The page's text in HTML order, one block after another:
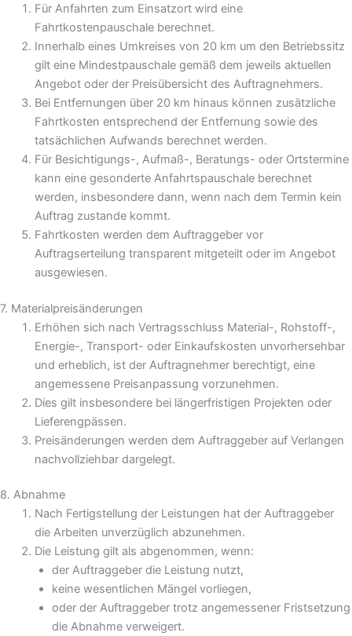
Für Anfahrten zum Einsatzort wird eine
Fahrtkostenpauschale berechnet.
Innerhalb eines Umkreises von 20 km um den Betriebssitz
gilt eine Mindestpauschale gemäß dem jeweils aktuellen
Angebot oder der Preisübersicht des Auftragnehmers.
Bei Entfernungen über 20 km hinaus können zusätzliche
Fahrtkosten entsprechend der Entfernung sowie des
tatsächlichen Aufwands berechnet werden.
Für Besichtigungs-, Aufmaß-, Beratungs- oder Ortstermine
kann eine gesonderte Anfahrtspauschale berechnet
werden, insbesondere dann, wenn nach dem Termin kein
Auftrag zustande kommt.
Fahrtkosten werden dem Auftraggeber vor
Auftragserteilung transparent mitgeteilt oder im Angebot
ausgewiesen.
7. Materialpreisänderungen
Erhöhen sich nach Vertragsschluss Material-, Rohstoff-,
Energie-, Transport- oder Einkaufskosten unvorhersehbar
und erheblich, ist der Auftragnehmer berechtigt, eine
angemessene Preisanpassung vorzunehmen.
Dies gilt insbesondere bei längerfristigen Projekten oder
Lieferengpässen.
Preisänderungen werden dem Auftraggeber auf Verlangen
nachvollziehbar dargelegt.
8. Abnahme
Nach Fertigstellung der Leistungen hat der Auftraggeber
die Arbeiten unverzüglich abzunehmen.
Die Leistung gilt als abgenommen, wenn:
der Auftraggeber die Leistung nutzt,
keine wesentlichen Mängel vorliegen,
oder der Auftraggeber trotz angemessener Fristsetzung
die Abnahme verweigert.